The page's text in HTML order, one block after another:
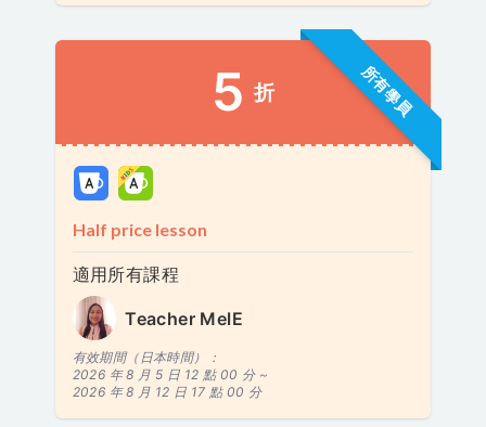
所有學員
5 折
Half price lesson
適用所有課程
Teacher MelE
有效期間（日本時間）：
2026 年 8 月 5 日 12 點 00 分 ~
2026 年 8 月 12 日 17 點 00 分